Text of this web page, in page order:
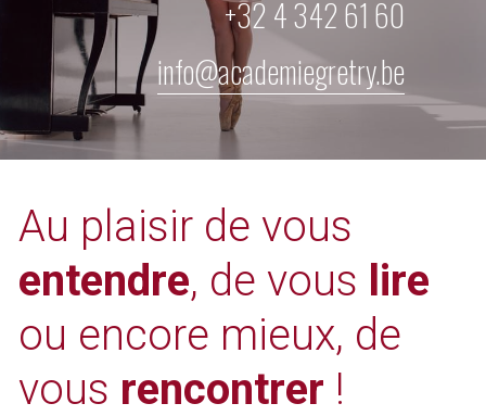
+32 4 342 61 60
info@academiegretry.be
entendre, de vous lire
ou encore mieux, de
vous rencontrer !